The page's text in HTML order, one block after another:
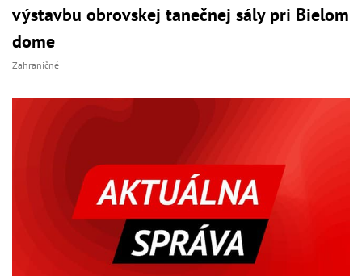
výstavbu obrovskej tanečnej sály pri Bielom
dome
Zahraničné